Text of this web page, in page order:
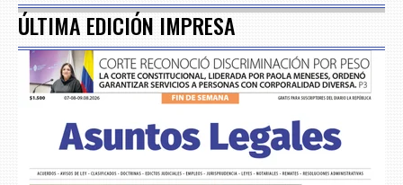
ÚLTIMA EDICIÓN IMPRESA